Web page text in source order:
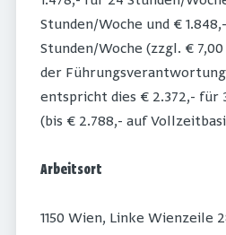
Stunden/Woche und €
Stunden/Woche (zzgl. €
der
entspricht dies € 2.372,- für
(bis € 2.788,- auf
Arbeitsort
1150 Wien, Linke Wienzeile